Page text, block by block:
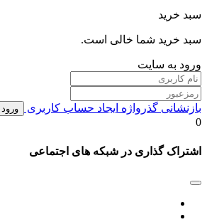
سبد خرید
سبد خرید شما خالی است.
ورود به سایت
بازنشانی گذرواژه ایجاد حساب کاربری
0
اشتراک گذاری در شبکه های اجتماعی